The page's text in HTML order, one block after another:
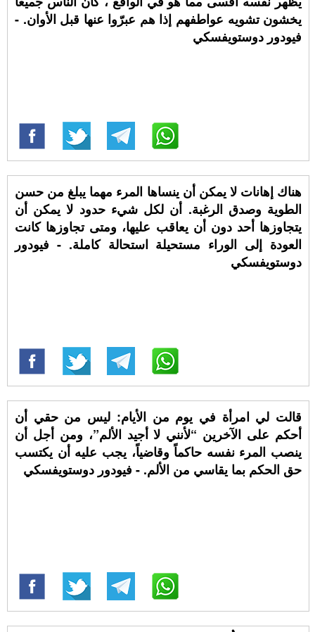
يخشون تشويه عواطفهم إذا هم عبرّوا عنها قبل الأوان. -
فيودور دوستويفسكي
هناك إهانات لا يمكن أن ينساها المرء مهما يبلغ من حسن
الطوية وصدق الرغبة. أن لكل شيء حدود لا يمكن أن
يتجاوزها أحد دون أن يعاقب عليها، ومتى تجاوزها كانت
العودة إلى الوراء مستحيلة استحالة كاملة. - فيودور
دوستويفسكي
قالت لي امرأة في يوم من الأيام: ليس من حقي أن
أحكم على الآخرين “لأنني لا أجيد الألم”، ومن أجل أن
ينصب المرء نفسه حاكماً وقاضياً، يجب عليه أن يكتسب
حق الحكم بما يقاسي من الألم. - فيودور دوستويفسكي